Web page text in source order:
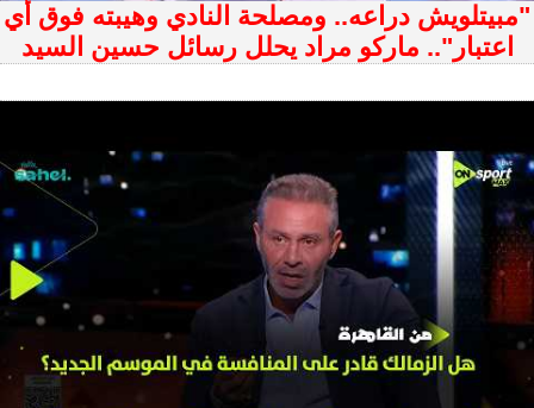
"مبيتلويش دراعه.. ومصلحة النادي وهيبته فوق أي
اعتبار".. ماركو مراد يحلل رسائل حسين السيد